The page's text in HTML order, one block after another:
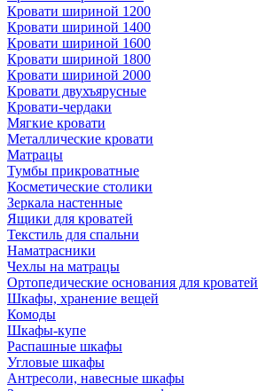
Кровати шириной 1200
Кровати шириной 1400
Кровати шириной 1600
Кровати шириной 1800
Кровати шириной 2000
Кровати двухъярусные
Кровати-чердаки
Мягкие кровати
Металлические кровати
Матрацы
Тумбы прикроватные
Косметические столики
Зеркала настенные
Ящики для кроватей
Текстиль для спальни
Наматрасники
Чехлы на матрацы
Ортопедические основания для кроватей
Шкафы, хранение вещей
Комоды
Шкафы-купе
Распашные шкафы
Угловые шкафы
Антресоли, навесные шкафы